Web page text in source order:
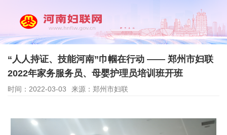
“人人持证、技能河南”巾帼在行动 —— 郑州市妇联
2022年家务服务员、母婴护理员培训班开班
时间：2022-03-03 来源：郑州市妇联